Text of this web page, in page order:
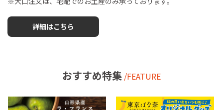
詳細はこちら
おすすめ特集 /FEATURE